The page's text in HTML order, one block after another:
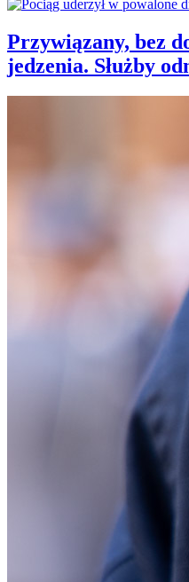
Przywiązany, bez
jedzenia. Służby